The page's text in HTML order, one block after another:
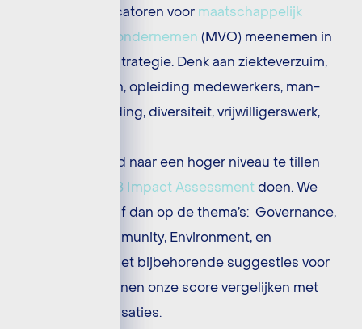
We gaan indicatoren voor maatschappelijk
verantwoord ondernemen (MVO) meenemen in
onze impact strategie. Denk aan ziekteverzuim,
stageplaatsen, opleiding medewerkers, man-
vrouwverhouding, diversiteit, vrijwilligerswerk,
Om ons beleid naar een hoger niveau te tillen
B Impact Assessment doen. We
scoren onszelf dan op de thema’s: Governance,
Workers, Community, Environment, en
Customers, met bijbehorende suggesties voor
beleid, en kunnen onze score vergelijken met
andere organisaties.